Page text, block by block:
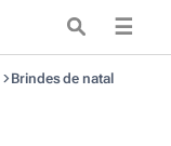
☰
Brindes de natal